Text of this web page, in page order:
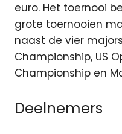
euro. Het toernooi
grote toernooien
naast de vier
Championship, US
Championship en
Deelnemers